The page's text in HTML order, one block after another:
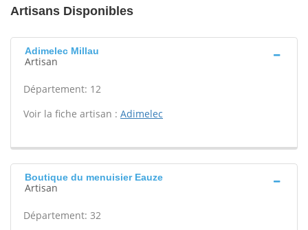
Artisans Disponibles
Adimelec Millau
Artisan
Département: 12
Voir la fiche artisan : Adimelec
Boutique du menuisier Eauze
Artisan
Département: 32